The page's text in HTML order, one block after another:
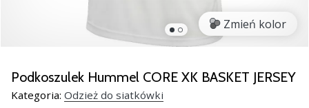
–
Nasze
porady
Zmień kolor
Podkoszulek Hummel CORE XK BASKET JERSEY
Kategoria: Odzież do siatkówki